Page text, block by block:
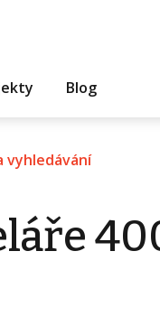
Blog
vyhledávání